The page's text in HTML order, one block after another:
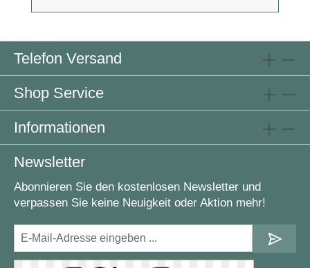
Telefon Versand
Shop Service
Informationen
Newsletter
Abonnieren Sie den kostenlosen Newsletter und
verpassen Sie keine Neuigkeit oder Aktion mehr!